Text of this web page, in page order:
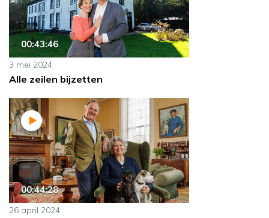
00:43:46
3 mei 2024
Alle zeilen bijzetten
00:44:28
26 april 2024